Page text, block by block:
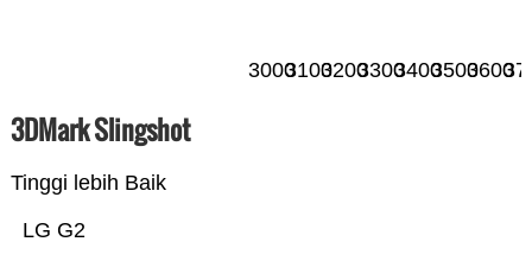
3000310032003300340035003600
3DMark Slingshot
Tinggi lebih Baik
LG G2